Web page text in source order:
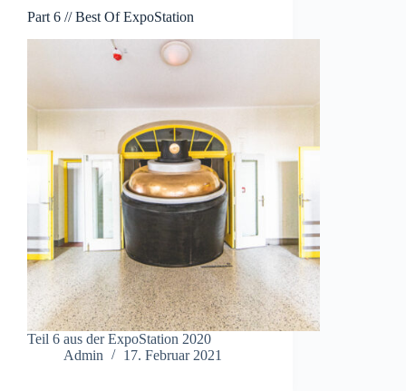
Part 6 // Best Of ExpoStation
Teil 6 aus der ExpoStation 2020
Admin
17. Februar 2021